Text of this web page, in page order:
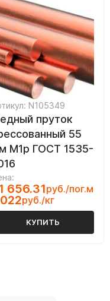
N105349
пруток
55
М1р ГОСТ 1535-
656.31руб./пог.м
руб./кг
КУПИТЬ